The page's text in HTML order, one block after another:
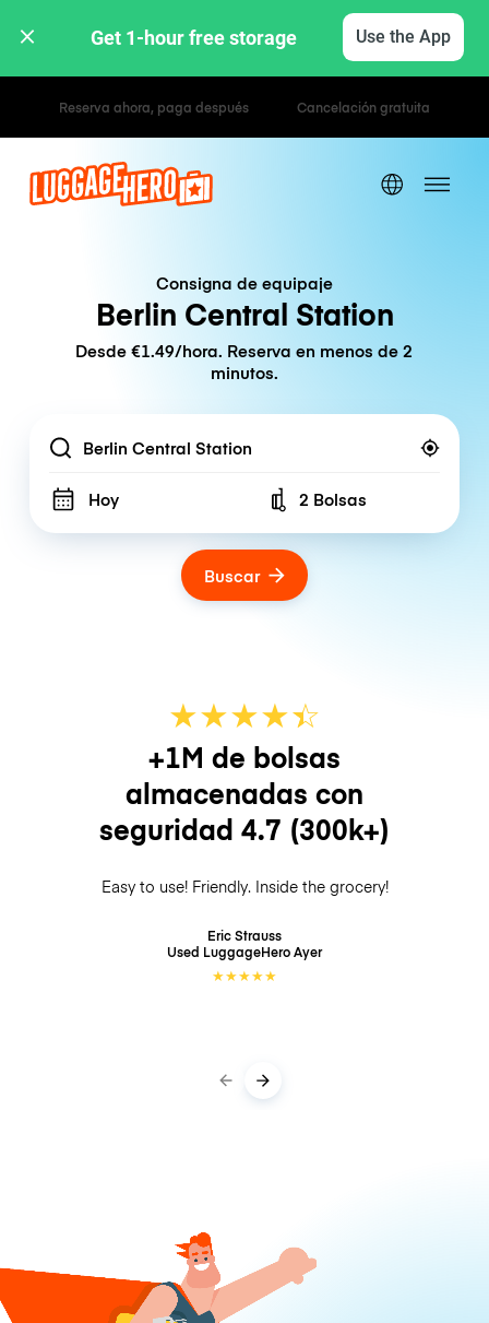
Get 1-hour free storage Use the App
Tarifas por hora / día
Consigna de equipaje
Berlin Central Station
Desde €1.49/hora. Reserva en menos de 2
minutos.
Location
Hoy Number of bags
2 Bolsas
Buscar
★★★★☆
★
+1M de bolsas
almacenadas con
seguridad 4.7 (300k+)
Easy to use! Friendly. Inside the grocery!
Eric Strauss
Used LuggageHeroAyer
★★★★★